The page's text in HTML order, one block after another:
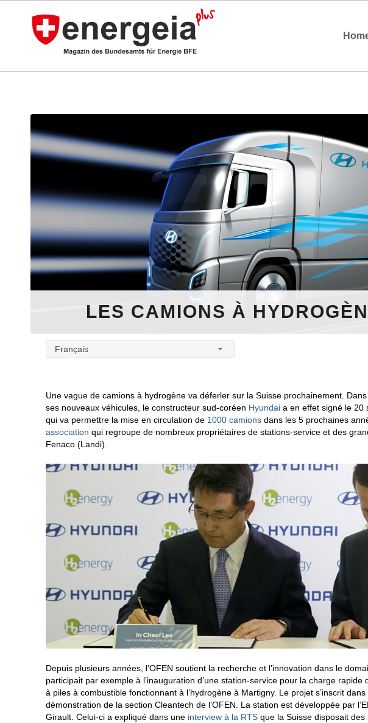
LES CAMIONS À
Français
Une vague de camions à hydrogène va déferler sur la Suisse prochainement.
ses nouveaux véhicules, le constructeur sud-coréen Hyundai a en effet signé le 20
qui va permettre la mise en circulation de 1000 camions dans les 5 prochaines
association qui regroupe de nombreux propriétaires de stations-service et des
Fenaco (Landi).
Depuis plusieurs années, l’OFEN soutient la recherche et l’innovation dans le
participait par exemple à l’inauguration d’une station-service pour la charge
à piles à combustible fonctionnant à l’hydrogène à Martigny. Le projet s’inscrit
démonstration de la section Cleantech de l’OFEN. La station est développée par
Girault. Celui-ci a expliqué dans une interview à la RTS que la Suisse disposait